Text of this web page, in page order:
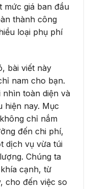
mức giá ban đầu
thành công
loại phụ phí
bài viết này
nam cho bạn.
nhìn toàn diện và
hiện nay. Mục
chỉ nắm
đến chi phí,
dịch vụ vừa túi
Chúng ta
cạnh, từ
cho đến việc so